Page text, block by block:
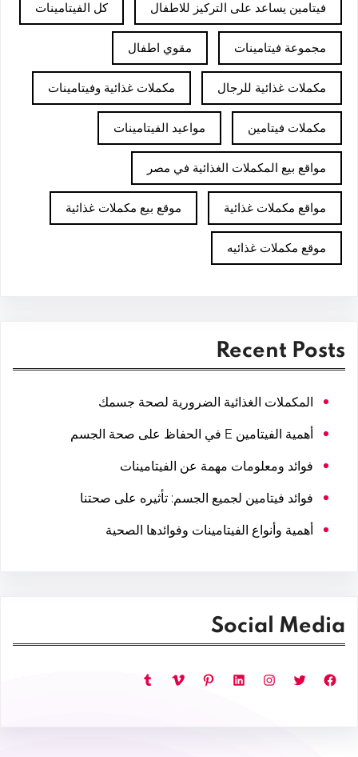
فيتامين يساعد على التركيز للاطفال كل الفيتامينات
مجموعة فيتامينات مقوي اطفال
مكملات غذائية للرجال مكملات غذائية وفيتامينات
مكملات فيتامين مواعيد الفيتامينات
مواقع بيع المكملات الغذائية في مصر
مواقع مكملات غذائية موقع بيع مكملات غذائية
موقع مكملات غذائيه
Recent Posts
المكملات الغذائية الضرورية لصحة جسمك
أهمية الفيتامين E في الحفاظ على صحة الجسم
فوائد ومعلومات مهمة عن الفيتامينات
فوائد فيتامين لجميع الجسم: تأثيره على صحتنا
أهمية وأنواع الفيتامينات وفوائدها الصحية
Social Media
فيسبوك تويتر إنستجرام لينكد إن بينتريست فيميو تمبلر